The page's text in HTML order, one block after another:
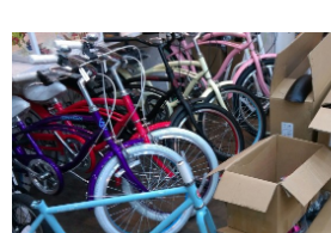
HOME
全商品一覧
BLOG
店舗情報